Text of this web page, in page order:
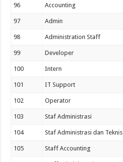
96 Accounting
97 Admin
98 Administration Staff
99 Developer
100 Intern
101 IT Support
102 Operator
103 Staf Administrasi
104 Staf Administrasi dan Teknis
105 Staff Accounting